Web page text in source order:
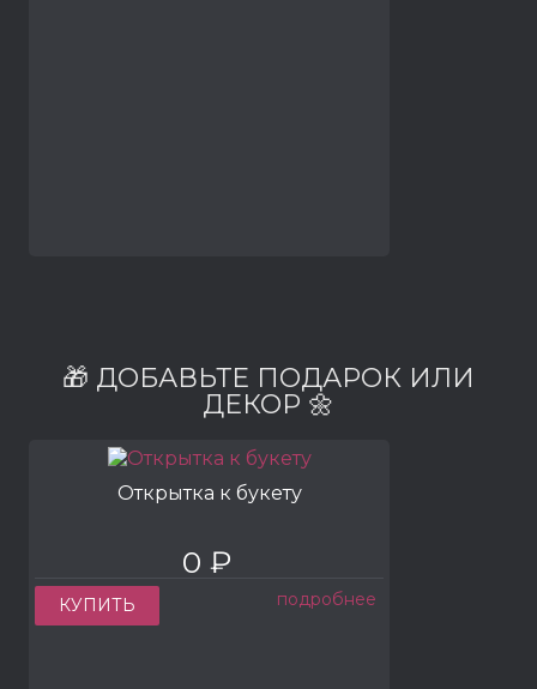
🎁 ДОБАВЬТЕ ПОДАРОК ИЛИ
ДЕКОР 🌼
Открытка к букету
0 ₽
КУПИТЬ подробнее